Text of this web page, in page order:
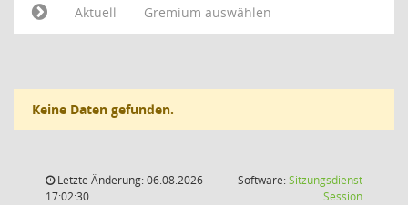
Aktuell
Gremium auswählen
Keine Daten gefunden.
Letzte Änderung: 06.08.2026
17:02:30
Software:Sitzungsdienst
Session(Wird in